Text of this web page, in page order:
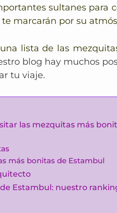
sultanes para
marcarán por su
lista de las
blog hay muchos
tu viaje.
las mezquitas más
más bonitas de Estambul
Estambul: nuestro